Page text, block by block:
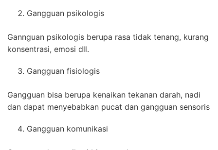
Gangguan psikologis
Gannguan psikologis berupa rasa tidak tenang, kurang
konsentrasi, emosi dll.
Gangguan fisiologis
Gangguan bisa berupa kenaikan tekanan darah, nadi
dan dapat menyebabkan pucat dan gangguan sensoris
Gangguan komunikasi